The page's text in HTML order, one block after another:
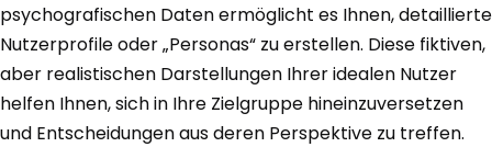
psychografischen Daten ermöglicht es Ihnen, detaillierte
Nutzerprofile oder „Personas“ zu erstellen. Diese fiktiven,
aber realistischen Darstellungen Ihrer idealen Nutzer
helfen Ihnen, sich in Ihre Zielgruppe hineinzuversetzen
und Entscheidungen aus deren Perspektive zu treffen.